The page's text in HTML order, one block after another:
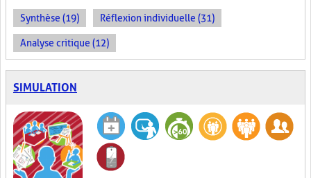
Synthèse (19) Réflexion individuelle (31)
Analyse critique (12)
SIMULATION